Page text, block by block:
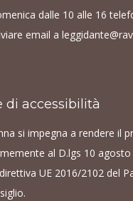
dalle 10 alle 16
email a
di accessibilità
si impegna a rendere il
al D.lgs 10 agosto
UE 2016/2102 del